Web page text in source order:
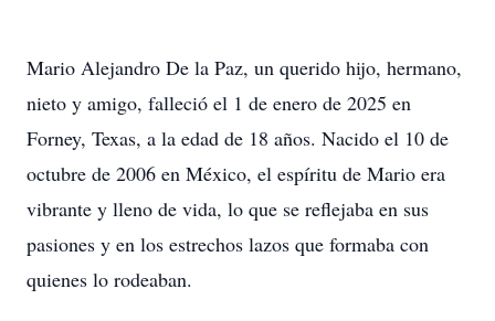
Mario Alejandro De la Paz, un querido hijo, hermano,
nieto y amigo, falleció el 1 de enero de 2025 en
Forney, Texas, a la edad de 18 años. Nacido el 10 de
octubre de 2006 en México, el espíritu de Mario era
vibrante y lleno de vida, lo que se reflejaba en sus
pasiones y en los estrechos lazos que formaba con
quienes lo rodeaban.